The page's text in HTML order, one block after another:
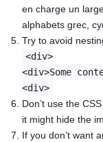
en charge un
alphabets grec,
Try to avoid
<div>
<div>Some
<div>
Don’t use the
it might hide the
If you don’t want